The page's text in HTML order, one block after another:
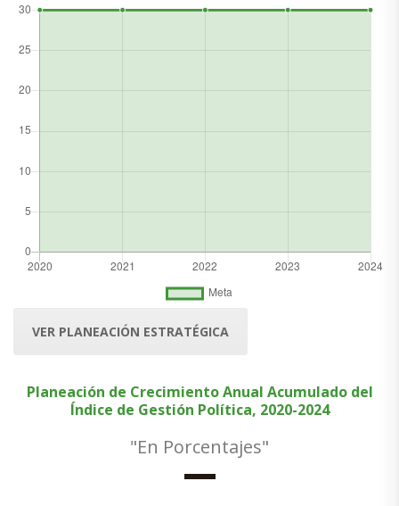
VER PLANEACIÓN ESTRATÉGICA
Planeación de Crecimiento Anual Acumulado del
Índice de Gestión Política, 2020-2024
"En Porcentajes"